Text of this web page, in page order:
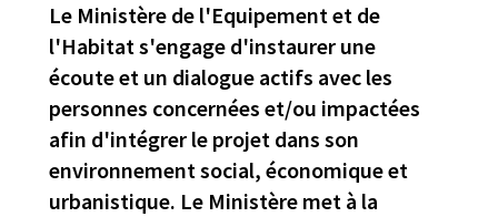
Le Ministère de l'Equipement et de
l'Habitat s'engage d'instaurer une
écoute et un dialogue actifs avec les
personnes concernées et/ou impactées
afin d'intégrer le projet dans son
environnement social, économique et
urbanistique. Le Ministère met à la